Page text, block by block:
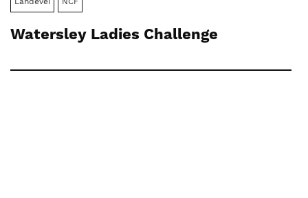
Watersley Ladies Challenge